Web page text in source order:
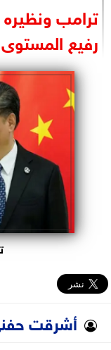
ترامب ونظيره
رفيع المستوى
أشرقت